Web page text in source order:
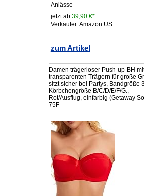
Anlässe
jetzt ab 39,90 €*
Verkäufer: Amazon US
zum Artikel
Damen trägerloser Push-up-BH
transparenten Trägern für große
sitzt sicher bei Partys, Bandgröße
Körbchengröße B/C/D/E/F/G.,
Rot/Ausflug, einfarbig (Getaway
75F